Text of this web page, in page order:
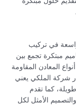
في تركيب
مبتكرة تجمع بين
المعادن المقاومة
شركة الملكي يعني
كما تقدم
الأمثل لكل